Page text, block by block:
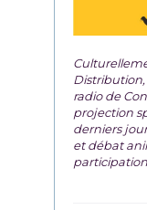
radio de
projection
derniers
et débat